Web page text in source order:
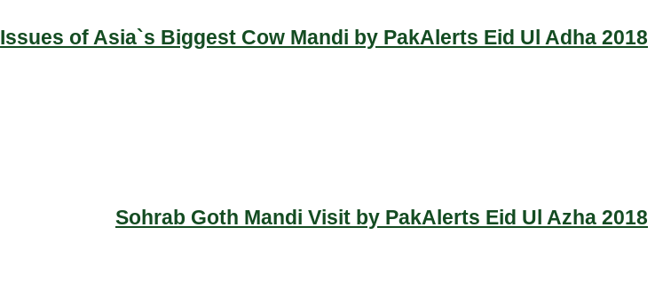
Issues of Asia`s Biggest Cow Mandi by PakAlerts Eid Ul Adha 2018
Sohrab Goth Mandi Visit by PakAlerts Eid Ul Azha 2018